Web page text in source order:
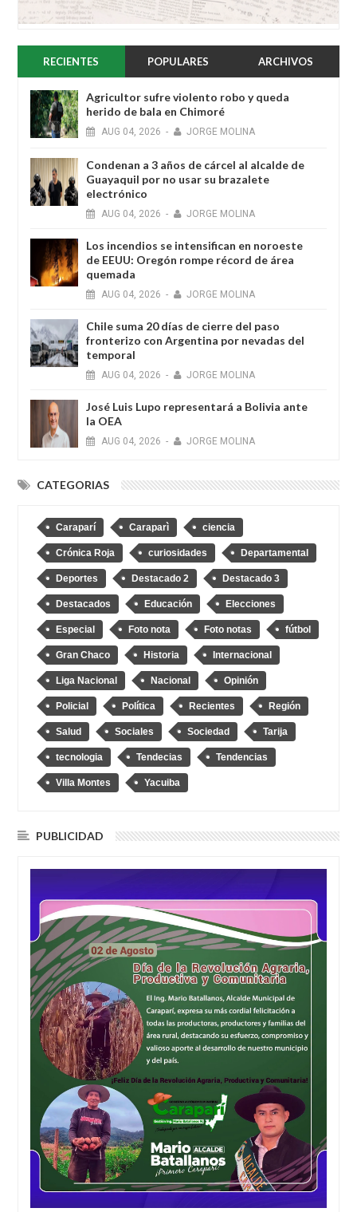
RECIENTES POPULARES ARCHIVOS
Agricultor sufre violento robo y queda
herido de bala en Chimoré
AUG 04, 2026 - JORGE MOLINA
Condenan a 3 años de cárcel al alcalde de
Guayaquil por no usar su brazalete
electrónico
AUG 04, 2026 - JORGE MOLINA
Los incendios se intensifican en noroeste
de EEUU: Oregón rompe récord de área
quemada
AUG 04, 2026 - JORGE MOLINA
Chile suma 20 días de cierre del paso
fronterizo con Argentina por nevadas del
temporal
AUG 04, 2026 - JORGE MOLINA
José Luis Lupo representará a Bolivia ante
la OEA
AUG 04, 2026 - JORGE MOLINA
CATEGORIAS
Caraparí Caraparì ciencia
Crónica Roja curiosidades Departamental
Deportes Destacado 2 Destacado 3
Destacados Educación Elecciones
Especial Foto nota Foto notas fútbol
Gran Chaco Historia Internacional
Liga Nacional Nacional Opinión
Policial Política Recientes Región
Salud Sociales Sociedad Tarija
tecnologia Tendecias Tendencias
Villa Montes Yacuiba
PUBLICIDAD